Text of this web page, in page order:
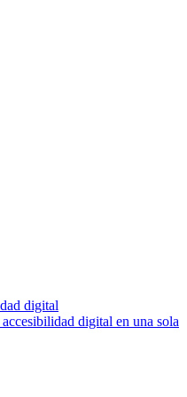
digital
digital en una sola